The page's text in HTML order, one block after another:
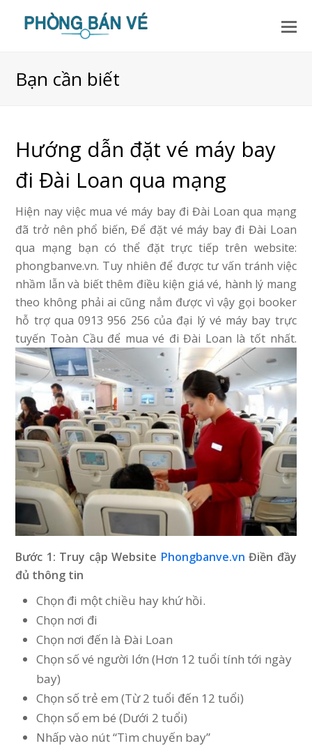
Bạn cần biết
Hướng dẫn đặt vé máy bay
đi Đài Loan qua mạng
Hiện nay việc mua vé máy bay đi Đài Loan qua mạng
đã trở nên phổ biến, Để đặt vé máy bay đi Đài Loan
qua mạng bạn có thể đặt trực tiếp trên website:
phongbanve.vn. Tuy nhiên để được tư vấn tránh việc
nhầm lẫn và biết thêm điều kiện giá vé, hành lý mang
theo không phải ai cũng nắm được vì vậy gọi booker
hỗ trợ qua 0913 956 256 của đại lý vé máy bay trực
tuyến Toàn Cầu để mua vé đi Đài Loan là tốt nhất.
Bước 1: Truy cập Website Phongbanve.vn Điền đầy
đủ thông tin
Chọn đi một chiều hay khứ hồi.
Chọn nơi đi
Chọn nơi đến là Đài Loan
Chọn số vé người lớn (Hơn 12 tuổi tính tới ngày
bay)
Chọn số trẻ em (Từ 2 tuổi đến 12 tuổi)
Chọn số em bé (Dưới 2 tuổi)
Nhấp vào nút “Tìm chuyến bay”